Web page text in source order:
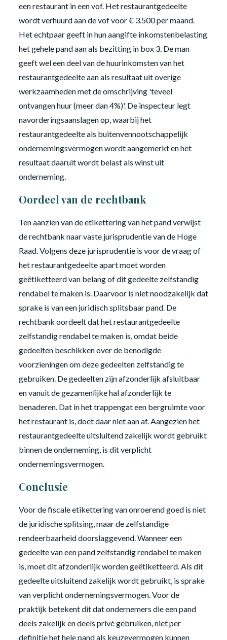
een restaurant in een vof. Het restaurantgedeelte
wordt verhuurd aan de vof voor € 3.500 per maand.
Het echtpaar geeft in hun aangifte inkomstenbelasting
het gehele pand aan als bezitting in box 3. De man
geeft wel een deel van de huurinkomsten van het
restaurantgedeelte aan als resultaat uit overige
werkzaamheden met de omschrijving 'teveel
ontvangen huur (meer dan 4%)'. De inspecteur legt
navorderingsaanslagen op, waarbij het
restaurantgedeelte als buitenvennootschappelijk
ondernemingsvermogen wordt aangemerkt en het
resultaat daaruit wordt belast als winst uit
onderneming.
Oordeel van de rechtbank
Ten aanzien van de etikettering van het pand verwijst
de rechtbank naar vaste jurisprudentie van de Hoge
Raad. Volgens deze jurisprudentie is voor de vraag of
het restaurantgedeelte apart moet worden
geëtiketteerd van belang of dit gedeelte zelfstandig
rendabel te maken is. Daarvoor is niet noodzakelijk dat
sprake is van een juridisch splitsbaar pand. De
rechtbank oordeelt dat het restaurantgedeelte
zelfstandig rendabel te maken is, omdat beide
gedeelten beschikken over de benodigde
voorzieningen om deze gedeelten zelfstandig te
gebruiken. De gedeelten zijn afzonderlijk afsluitbaar
en vanuit de gezamenlijke hal afzonderlijk te
benaderen. Dat in het trappengat een bergruimte voor
het restaurant is, doet daar niet aan af. Aangezien het
restaurantgedeelte uitsluitend zakelijk wordt gebruikt
binnen de onderneming, is dit verplicht
ondernemingsvermogen.
Conclusie
Voor de fiscale etikettering van onroerend goed is niet
de juridische splitsing, maar de zelfstandige
rendeerbaarheid doorslaggevend. Wanneer een
gedeelte van een pand zelfstandig rendabel te maken
is, moet dit afzonderlijk worden geëtiketteerd. Als dit
gedeelte uitsluitend zakelijk wordt gebruikt, is sprake
van verplicht ondernemingsvermogen. Voor de
praktijk betekent dit dat ondernemers die een pand
deels zakelijk en deels privé gebruiken, niet per
definitie het hele pand als keuzevermogen kunnen